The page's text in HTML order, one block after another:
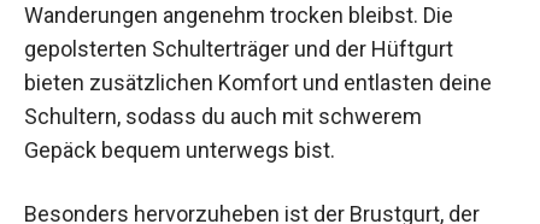
Wanderungen angenehm trocken bleibst. Die
gepolsterten Schulterträger und der Hüftgurt
bieten zusätzlichen Komfort und entlasten deine
Schultern, sodass du auch mit schwerem
Gepäck bequem unterwegs bist.
Besonders hervorzuheben ist der Brustgurt, der